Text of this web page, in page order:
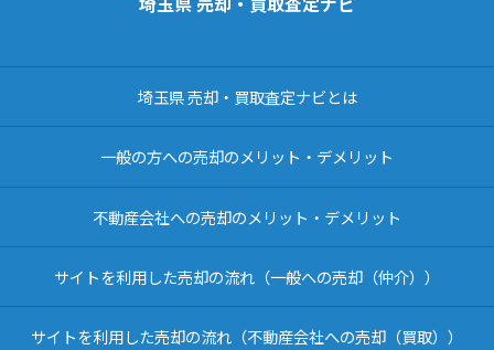
埼玉県 売却・買取査定ナビとは
一般の方への売却のメリット・デメリット
不動産会社への売却のメリット・デメリット
サイトを利用した売却の流れ（一般への売却（仲介））
サイトを利用した売却の流れ（不動産会社への売却（買取））